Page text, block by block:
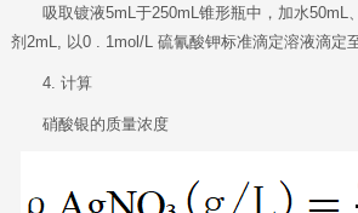
吸取镀液5mL于250mL锥形瓶中，加水50mL
剂2mL, 以0 . 1mol/L 硫氰酸钾标准滴定溶液滴定
4. 计算
硝酸银的质量浓度